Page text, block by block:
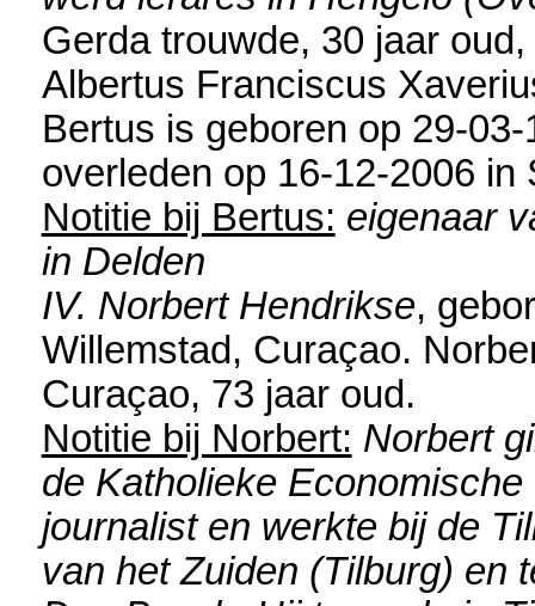
Gerda trouwde, 30 jaar
Albertus Franciscus
Bertus is geboren op 29-
overleden op 16-12-2006 in
Notitie bij Bertus: eigenaar
in Delden
IV. Norbert Hendrikse,
Willemstad, Curaçao.
Curaçao, 73 jaar oud.
Notitie bij Norbert: Norbert
de Katholieke
journalist en werkte bij de
van het Zuiden (Tilburg) en